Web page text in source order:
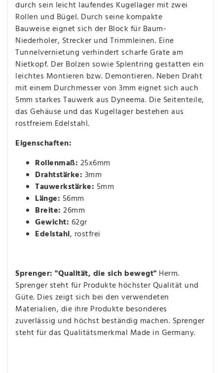
durch sein leicht laufendes Kugellager mit zwei
Rollen und Bügel. Durch seine kompakte
Bauweise eignet sich der Block für Baum-
Niederholer, Strecker und Trimmleinen. Eine
Tunnelvernietung verhindert scharfe Grate am
Nietkopf. Der Bolzen sowie Splentring gestatten ein
leichtes Montieren bzw. Demontieren. Neben Draht
mit einem Durchmesser von 3mm eignet sich auch
5mm starkes Tauwerk aus Dyneema. Die Seitenteile,
das Gehäuse und das Kugellager bestehen aus
rostfreiem Edelstahl.
Eigenschaften:
Rollenmaß: 25x6mm
Drahtstärke: 3mm
Tauwerkstärke: 5mm
Länge: 56mm
Breite: 26mm
Gewicht: 62gr
Edelstahl, rostfrei
Sprenger: "Qualität, die sich bewegt" Herm.
Sprenger steht für Produkte höchster Qualität und
Güte. Dies zeigt sich bei den verwendeten
Materialien, die ihre Produkte besonderes
zuverlässig und höchst beständig machen. Sprenger
steht für das Qualitätsmerkmal Made in Germany.